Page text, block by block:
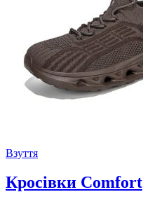
Взуття
Кросівки Comfort